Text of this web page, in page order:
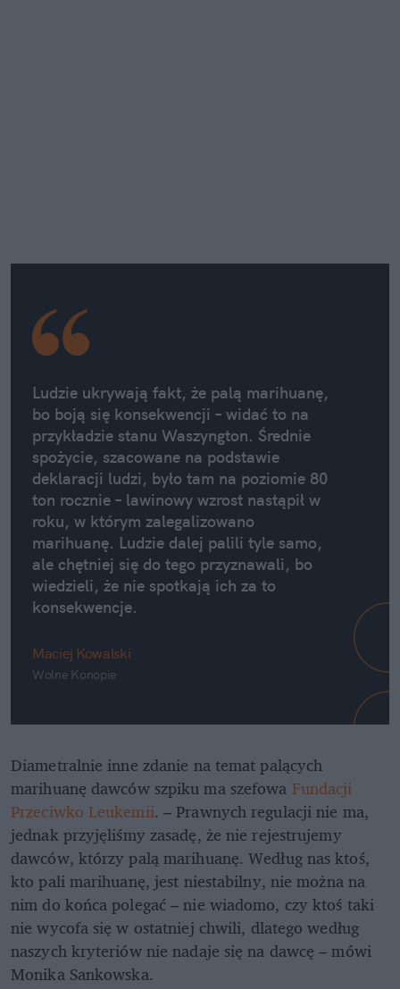
Maciej Kowalski
Wolne Konopie
Ludzie ukrywają fakt, że palą marihuanę,
bo boją się konsekwencji – widać to na
przykładzie stanu Waszyngton. Średnie
spożycie, szacowane na podstawie
deklaracji ludzi, było tam na poziomie 80
ton rocznie – lawinowy wzrost nastąpił w
roku, w którym zalegalizowano
marihuanę. Ludzie dalej palili tyle samo,
ale chętniej się do tego przyznawali, bo
wiedzieli, że nie spotkają ich za to
konsekwencje.
Diametralnie inne zdanie na temat palących
marihuanę dawców szpiku ma szefowa Fundacji
Przeciwko Leukemii. – Prawnych regulacji nie ma,
jednak przyjęliśmy zasadę, że nie rejestrujemy
dawców, którzy palą marihuanę. Według nas ktoś,
kto pali marihuanę, jest niestabilny, nie można na
nim do końca polegać – nie wiadomo, czy ktoś taki
nie wycofa się w ostatniej chwili, dlatego według
naszych kryteriów nie nadaje się na dawcę – mówi
Monika Sankowska.